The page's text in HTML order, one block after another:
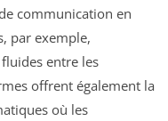
communication en
par exemple,
entre les
offrent également la
où les